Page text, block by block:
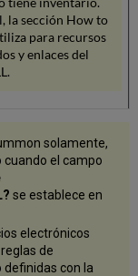
la sección How to
para recursos
y enlaces del
solamente,
cuando el campo
se establece en
electrónicos
de
definidas con la